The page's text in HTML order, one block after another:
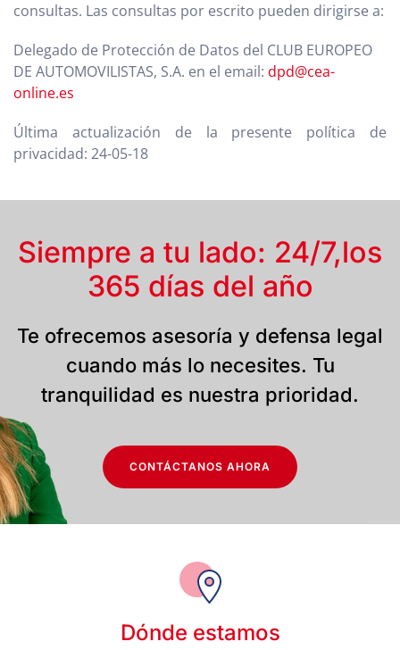
consultas. Las consultas por escrito pueden dirigirse a:
Delegado de Protección de Datos del CLUB EUROPEO
DE AUTOMOVILISTAS, S.A. en el email: dpd@cea-
online.es
Última actualización de la presente política de
privacidad: 24-05-18
Siempre a tu lado: 24/7,los
365 días del año
Te ofrecemos asesoría y defensa legal
cuando más lo necesites. Tu
tranquilidad es nuestra prioridad.
CONTÁCTANOS AHORA
Dónde estamos